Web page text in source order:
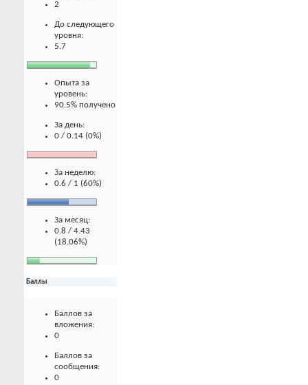
2
До следующего
уровня:
5.7
Опыта за
уровень:
90.5% получено
За день:
0 / 0.14 (0%)
За неделю:
0.6 / 1 (60%)
За месяц:
0.8 / 4.43
(18.06%)
Баллы
Баллов за
вложения:
0
Баллов за
сообщения:
0